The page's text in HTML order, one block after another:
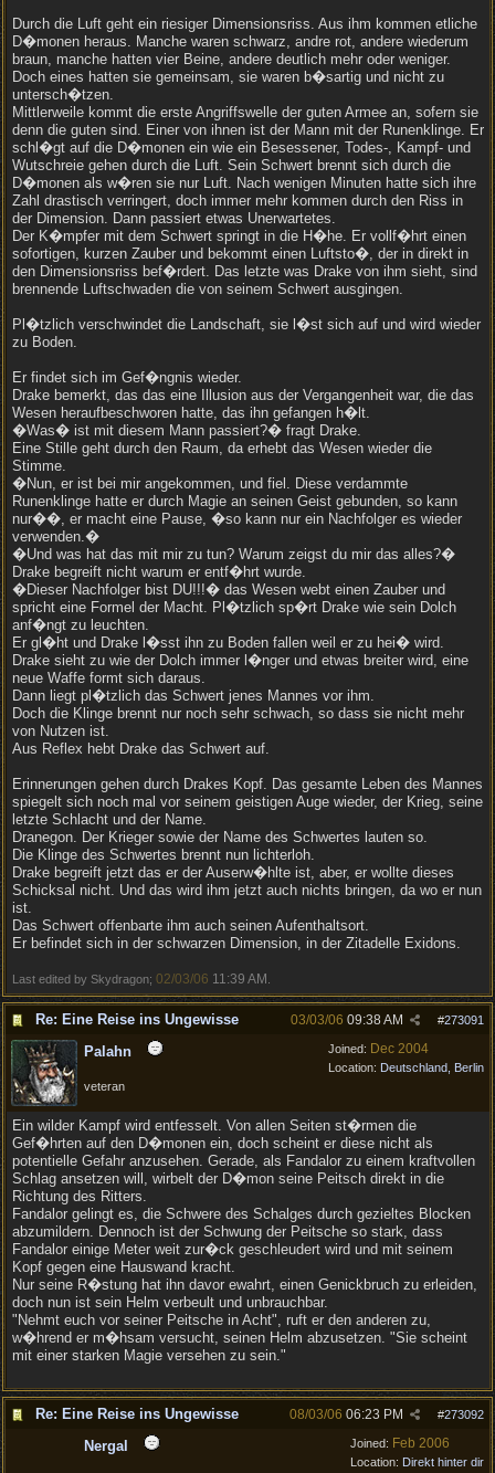
Durch die Luft geht ein riesiger Dimensionsriss. Aus ihm kommen etliche
D�monen heraus. Manche waren schwarz, andre rot, andere wiederum
braun, manche hatten vier Beine, andere deutlich mehr oder weniger.
Doch eines hatten sie gemeinsam, sie waren b�sartig und nicht zu
untersch�tzen.
Mittlerweile kommt die erste Angriffswelle der guten Armee an, sofern sie
denn die guten sind. Einer von ihnen ist der Mann mit der Runenklinge. Er
schl�gt auf die D�monen ein wie ein Besessener, Todes-, Kampf- und
Wutschreie gehen durch die Luft. Sein Schwert brennt sich durch die
D�monen als w�ren sie nur Luft. Nach wenigen Minuten hatte sich ihre
Zahl drastisch verringert, doch immer mehr kommen durch den Riss in
der Dimension. Dann passiert etwas Unerwartetes.
Der K�mpfer mit dem Schwert springt in die H�he. Er vollf�hrt einen
sofortigen, kurzen Zauber und bekommt einen Luftsto�, der in direkt in
den Dimensionsriss bef�rdert. Das letzte was Drake von ihm sieht, sind
brennende Luftschwaden die von seinem Schwert ausgingen.
Pl�tzlich verschwindet die Landschaft, sie l�st sich auf und wird wieder
zu Boden.
Er findet sich im Gef�ngnis wieder.
Drake bemerkt, das das eine Illusion aus der Vergangenheit war, die das
Wesen heraufbeschworen hatte, das ihn gefangen h�lt.
�Was� ist mit diesem Mann passiert?� fragt Drake.
Eine Stille geht durch den Raum, da erhebt das Wesen wieder die
Stimme.
�Nun, er ist bei mir angekommen, und fiel. Diese verdammte
Runenklinge hatte er durch Magie an seinen Geist gebunden, so kann
nur��, er macht eine Pause, �so kann nur ein Nachfolger es wieder
verwenden.�
�Und was hat das mit mir zu tun? Warum zeigst du mir das alles?�
Drake begreift nicht warum er entf�hrt wurde.
�Dieser Nachfolger bist DU!!!� das Wesen webt einen Zauber und
spricht eine Formel der Macht. Pl�tzlich sp�rt Drake wie sein Dolch
anf�ngt zu leuchten.
Er gl�ht und Drake l�sst ihn zu Boden fallen weil er zu hei� wird.
Drake sieht zu wie der Dolch immer l�nger und etwas breiter wird, eine
neue Waffe formt sich daraus.
Dann liegt pl�tzlich das Schwert jenes Mannes vor ihm.
Doch die Klinge brennt nur noch sehr schwach, so dass sie nicht mehr
von Nutzen ist.
Aus Reflex hebt Drake das Schwert auf.
Erinnerungen gehen durch Drakes Kopf. Das gesamte Leben des Mannes
spiegelt sich noch mal vor seinem geistigen Auge wieder, der Krieg, seine
letzte Schlacht und der Name.
Dranegon. Der Krieger sowie der Name des Schwertes lauten so.
Die Klinge des Schwertes brennt nun lichterloh.
Drake begreift jetzt das er der Auserw�hlte ist, aber, er wollte dieses
Schicksal nicht. Und das wird ihm jetzt auch nichts bringen, da wo er nun
ist.
Das Schwert offenbarte ihm auch seinen Aufenthaltsort.
Er befindet sich in der schwarzen Dimension, in der Zitadelle Exidons.
Last edited by Skydragon; 02/03/06 11:39 AM
Re: Eine Reise ins Ungewisse #273091
03/03/06 09:38 AM
Joined: Dec 2004
Location: Deutschland, Berlin
Palahn
veteran
Ein wilder Kampf wird entfesselt. Von allen Seiten st�rmen die
Gef�hrten auf den D�monen ein, doch scheint er diese nicht als
potentielle Gefahr anzusehen. Gerade, als Fandalor zu einem kraftvollen
Schlag ansetzen will, wirbelt der D�mon seine Peitsch direkt in die
Richtung des Ritters.
Fandalor gelingt es, die Schwere des Schalges durch gezieltes Blocken
abzumildern. Dennoch ist der Schwung der Peitsche so stark, dass
Fandalor einige Meter weit zur�ck geschleudert wird und mit seinem
Kopf gegen eine Hauswand kracht.
Nur seine R�stung hat ihn davor ewahrt, einen Genickbruch zu erleiden,
doch nun ist sein Helm verbeult und unbrauchbar.
"Nehmt euch vor seiner Peitsche in Acht", ruft er den anderen zu,
w�hrend er m�hsam versucht, seinen Helm abzusetzen. "Sie scheint
mit einer starken Magie versehen zu sein."
Re: Eine Reise ins Ungewisse #273092
08/03/06 06:23 PM
Joined: Feb 2006
Location: Direkt hinter dir
Nergal